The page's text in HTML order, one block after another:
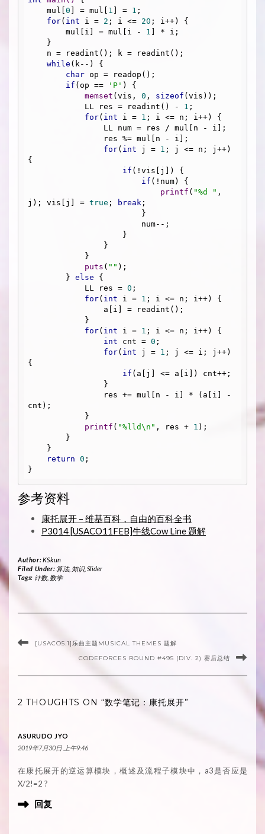
    mul[
0 ] = mul[ 1 ] = 1 ;
for( int i = 2 ; i <= 20 ; i++) {
        mul[i] = mul[i -
1 ] * i;
while (k--) {
char op = readop();
if (op == 'P' ) {
memset (vis, 0 , sizeof (vis));
            LL res = readint() -
1 ;
for( int i = 1 ; i <= n; i++) {
for( int j = 1 ; j <= n; j++)
{
if (!vis[j]) {
if (!num) {
printf ( "%d " ,
j); vis[j] = true ; break ;
puts ( "" );
        }
else {
            LL res =
0 ;
for( int i = 1 ; i <= n; i++) {
for( int i = 1 ; i <= n; i++) {
int cnt = 0 ;
for( int j = 1 ; j <= i; j++)
{
if (a[j] <= a[i]) cnt++;
cnt);
printf ( "%lld\n" , res + 1 );
return 0 ;
参考资料
康托展开 – 维基百科，自由的百科全书
P3014 [USACO11FEB]牛线Cow Line 题解
Author: KSkun
Filed Under: 算法, 知识, Slider
Tags: 计数, 数学
[USACO5.1]乐曲主题MUSICAL THEMES 题解
CODEFORCES ROUND #495 (DIV. 2) 赛后总结
2 THOUGHTS ON “数学笔记：康托展开”
ASURUDO JYO
2019年7月30日 上午9:46
在康托展开的逆运算模块，概述及流程子模块中，a3是否应是
X/2!=2 ?
回复